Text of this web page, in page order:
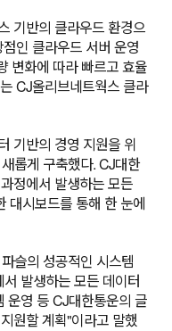
기반의 클라우드 환경으
인 클라우드 서버 운영
변화에 따라 빠르고 효율
CJ올리브네트웍스 클라
기반의 경영 지원을 위
롭게 구축했다. CJ대한
정에서 발생하는 모든
대시보드를 통해 한 눈에
슬의 성공적인 시스템
발생하는 모든 데이터
운영 등 CJ대한통운의 글
원할 계획"이라고 말했